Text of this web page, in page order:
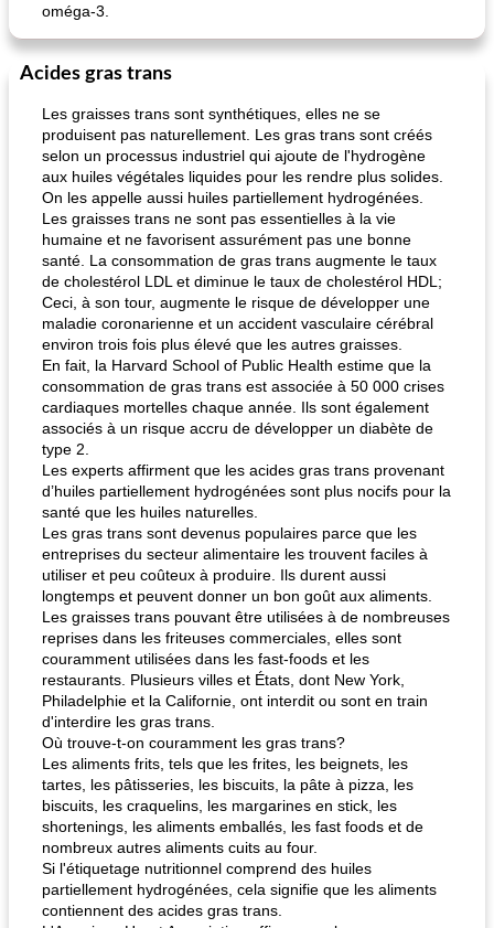
oméga-3.
Acides gras trans
Les graisses trans sont synthétiques, elles ne se
produisent pas naturellement. Les gras trans sont créés
selon un processus industriel qui ajoute de l'hydrogène
aux huiles végétales liquides pour les rendre plus solides.
On les appelle aussi huiles partiellement hydrogénées.
Les graisses trans ne sont pas essentielles à la vie
humaine et ne favorisent assurément pas une bonne
santé. La consommation de gras trans augmente le taux
de cholestérol LDL et diminue le taux de cholestérol HDL;
Ceci, à son tour, augmente le risque de développer une
maladie coronarienne et un accident vasculaire cérébral
environ trois fois plus élevé que les autres graisses.
En fait, la Harvard School of Public Health estime que la
consommation de gras trans est associée à 50 000 crises
cardiaques mortelles chaque année. Ils sont également
associés à un risque accru de développer un diabète de
type 2.
Les experts affirment que les acides gras trans provenant
d’huiles partiellement hydrogénées sont plus nocifs pour la
santé que les huiles naturelles.
Les gras trans sont devenus populaires parce que les
entreprises du secteur alimentaire les trouvent faciles à
utiliser et peu coûteux à produire. Ils durent aussi
longtemps et peuvent donner un bon goût aux aliments.
Les graisses trans pouvant être utilisées à de nombreuses
reprises dans les friteuses commerciales, elles sont
couramment utilisées dans les fast-foods et les
restaurants. Plusieurs villes et États, dont New York,
Philadelphie et la Californie, ont interdit ou sont en train
d'interdire les gras trans.
Où trouve-t-on couramment les gras trans?
Les aliments frits, tels que les frites, les beignets, les
tartes, les pâtisseries, les biscuits, la pâte à pizza, les
biscuits, les craquelins, les margarines en stick, les
shortenings, les aliments emballés, les fast foods et de
nombreux autres aliments cuits au four.
Si l'étiquetage nutritionnel comprend des huiles
partiellement hydrogénées, cela signifie que les aliments
contiennent des acides gras trans.